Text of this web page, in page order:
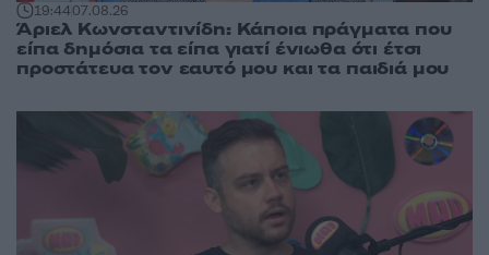
19:4407.08.26
Άριελ Κωνσταντινίδη: Κάποια πράγματα που
είπα δημόσια τα είπα γιατί ένιωθα ότι έτσι
προστάτευα τον εαυτό μου και τα παιδιά μου